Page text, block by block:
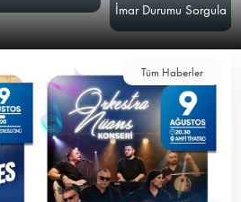
İmar Durumu Sorgula
Tüm Haberler